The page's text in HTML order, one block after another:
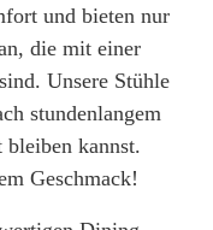
und bieten nur
die mit einer
Unsere Stühle
stundenlangem
bleiben kannst.
Geschmack!